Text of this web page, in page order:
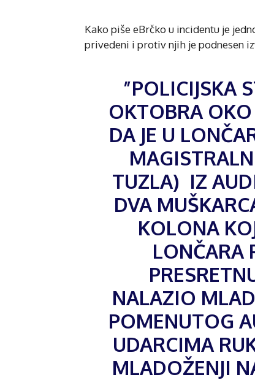
Kako piše eBrčko u incidentu je
privedeni i protiv njih je podnesen
”POLICIJSKA
OKTOBRA OKO
DA JE U
TUZLA) IZ
DVA
KOLONA
LONČARA
NALAZIO
POMENUTOG
UDARCIMA
MLADOŽENJI